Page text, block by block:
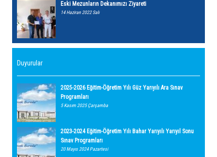
Eski Mezunların Dekanımızı Ziyareti
14 Haziran 2022 Salı
Duyurular
2025-2026 Eğitim-Öğretim Yılı Güz Yarıyılı Ara Sınav
Programları
5 Kasım 2025 Çarşamba
2023-2024 Eğitim-Öğretim Yılı Bahar Yarıyılı Yarıyıl Sonu
Sınav Programları
20 Mayıs 2024 Pazartesi